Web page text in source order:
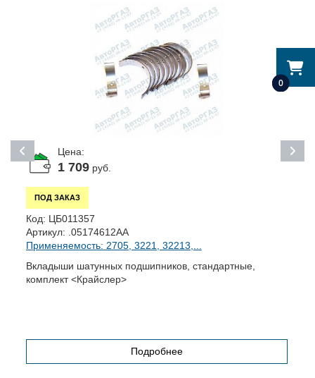
0
Цена:
1 709руб.
ПОД ЗАКАЗ
Код: ЦБ011357
Артикул: .05174612AA
Применяемость: 2705, 3221, 32213,...
Вкладыши шатунных подшипников, стандартные,
комплект <Крайслер>
Подробнее